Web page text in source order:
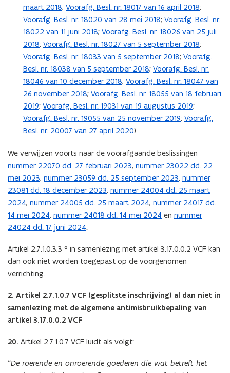
maart 2018; Voorafg. Besl. nr. 18017 van 16 april 2018;
Voorafg. Besl. nr. 18020 van 28 mei 2018; Voorafg. Besl. nr.
18022 van 11 juni 2018; Voorafg. Besl. nr. 18026 van 25 juli
2018; Voorafg. Besl. nr. 18027 van 5 september 2018;
Voorafg. Besl. nr. 18033 van 5 september 2018; Voorafg.
Besl. nr. 18038 van 5 september 2018; Voorafg. Besl. nr.
18046 van 10 december 2018; Voorafg. Besl. nr. 18047 van
26 november 2018; Voorafg. Besl. nr. 18055 van 18 februari
2019; Voorafg. Besl. nr. 19031 van 19 augustus 2019;
Voorafg. Besl. nr. 19055 van 25 november 2019; Voorafg.
Besl. nr. 20007 van 27 april 2020).
We verwijzen voorts naar de voorafgaande beslissingen
nummer 22070 dd. 27 februari 2023, nummer 23022 dd. 22
mei 2023, nummer 23059 dd. 25 september 2023, nummer
23081 dd. 18 december 2023, nummer 24004 dd. 25 maart
2024, nummer 24005 dd. 25 maart 2024, nummer 24017 dd.
14 mei 2024, nummer 24018 dd. 14 mei 2024 en nummer
24024 dd. 17 juni 2024.
Artikel 2.7.1.0.3,3 ° in samenlezing met artikel 3.17.0.0.2 VCF kan
dan ook niet worden toegepast op de voorgenomen
verrichting.
2. Artikel 2.7.1.0.7 VCF (gesplitste inschrijving) al dan niet in
samenlezing met de algemene antimisbruikbepaling van
artikel 3.17.0.0.2 VCF
20. Artikel 2.7.1.0.7 VCF luidt als volgt:
“De roerende en onroerende goederen die wat betreft het